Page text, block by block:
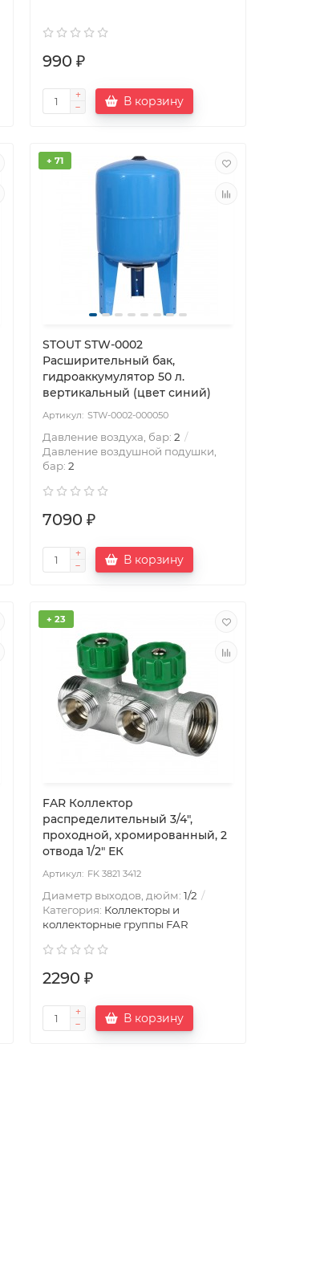
990 ₽
В корзину
+ 71
STOUT STW-0002
Расширительный бак,
гидроаккумулятор 50 л.
вертикальный (цвет синий)
STW-0002-000050
Давление воздуха, бар: 2
Давление воздушной подушки,
бар: 2
7090 ₽
В корзину
+ 23
FAR Коллектор
распределительный 3/4",
проходной, хромированный, 2
отвода 1/2" ЕК
FK 3821 3412
Диаметр выходов, дюйм: 1/2
Категория: Коллекторы и
коллекторные группы FAR
2290 ₽
В корзину